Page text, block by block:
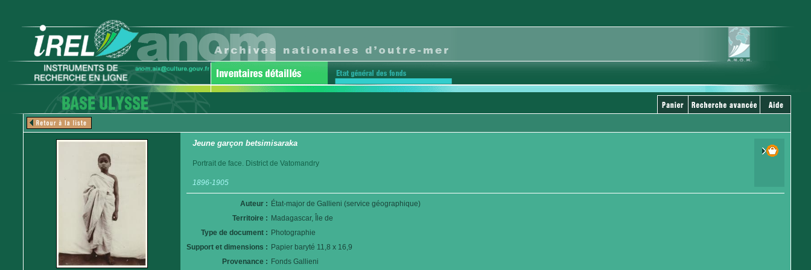
Jeune garçon betsimisaraka
Portrait de face. District de Vatomandry
1896-1905
Auteur : État-major de Gallieni (service géographique)
Territoire : Madagascar, Île de
Type de document : Photographie
Support et dimensions : Papier baryté 11,8 x 16,9
Provenance : Fonds Gallieni